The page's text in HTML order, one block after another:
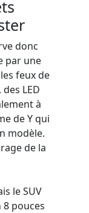
donc
par une
feux de
LED
à
de Y qui
modèle.
de la
le SUV
pouces